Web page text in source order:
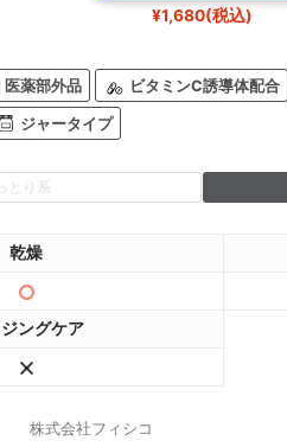
¥1,680(税込)
医薬部外品 ビタミンC誘導体配合
ジャータイプ
とり系
乾燥
ングケア
株式会社フィシコ